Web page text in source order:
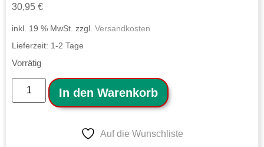
30,95 €
inkl. 19 % MwSt. zzgl. Versandkosten
Lieferzeit: 1-2 Tage
Vorrätig
In den Warenkorb
Auf die Wunschliste